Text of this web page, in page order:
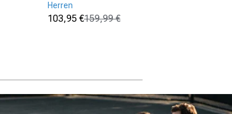
Herren
Verkaufspreis
103,95 €
Normaler Preis
159,99 €
Sternen.
1